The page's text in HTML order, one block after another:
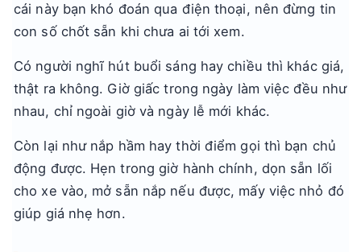
cái này bạn khó đoán qua điện thoại, nên đừng tin
con số chốt sẵn khi chưa ai tới xem.
Có người nghĩ hút buổi sáng hay chiều thì khác giá,
thật ra không. Giờ giấc trong ngày làm việc đều như
nhau, chỉ ngoài giờ và ngày lễ mới khác.
Còn lại như nắp hầm hay thời điểm gọi thì bạn chủ
động được. Hẹn trong giờ hành chính, dọn sẵn lối
cho xe vào, mở sẵn nắp nếu được, mấy việc nhỏ đó
giúp giá nhẹ hơn.